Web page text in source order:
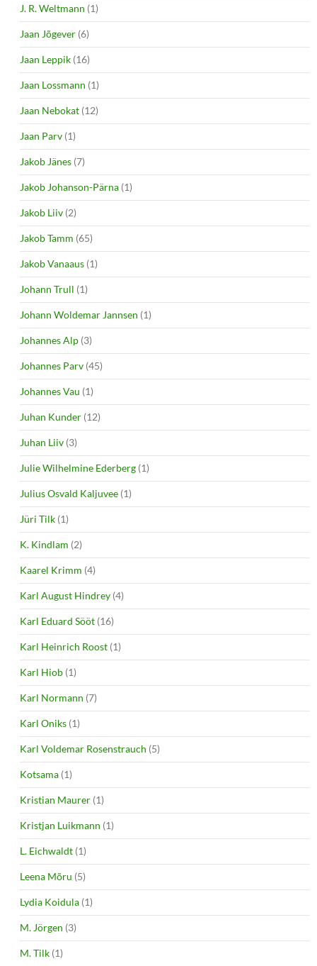
J. R. Weltmann (1)
Jaan Jõgever (6)
Jaan Leppik (16)
Jaan Lossmann (1)
Jaan Nebokat (12)
Jaan Parv (1)
Jakob Jänes (7)
Jakob Johanson-Pärna (1)
Jakob Liiv (2)
Jakob Tamm (65)
Jakob Vanaaus (1)
Johann Trull (1)
Johann Woldemar Jannsen (1)
Johannes Alp (3)
Johannes Parv (45)
Johannes Vau (1)
Juhan Kunder (12)
Juhan Liiv (3)
Julie Wilhelmine Ederberg (1)
Julius Osvald Kaljuvee (1)
Jüri Tilk (1)
K. Kindlam (2)
Kaarel Krimm (4)
Karl August Hindrey (4)
Karl Eduard Sööt (16)
Karl Heinrich Roost (1)
Karl Hiob (1)
Karl Normann (7)
Karl Oniks (1)
Karl Voldemar Rosenstrauch (5)
Kotsama (1)
Kristian Maurer (1)
Kristjan Luikmann (1)
L. Eichwaldt (1)
Leena Mõru (5)
Lydia Koidula (1)
M. Jörgen (3)
M. Tilk (1)